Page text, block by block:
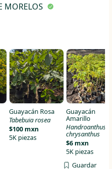
MORELOS
Guayacán Rosa
Tabebuia rosea
$100 mxn
5K piezas
Guayacán
Amarillo
Handroanthus
chrysanthus
$6 mxn
5K piezas
Guardar